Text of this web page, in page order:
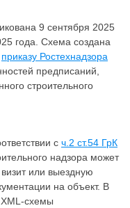
9 сентября 2025
года. Схема создана
приказу Ростехнадзора
предписаний,
строительного
с ч.2 ст.54 ГрК
надзора может
или выездную
на объект. В
схемы